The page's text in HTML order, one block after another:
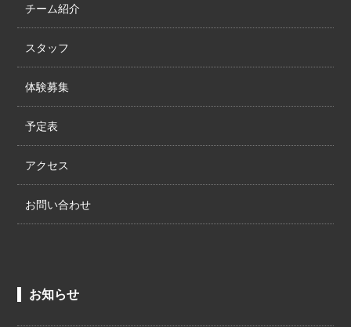
チーム紹介
スタッフ
体験募集
予定表
アクセス
お問い合わせ
お知らせ